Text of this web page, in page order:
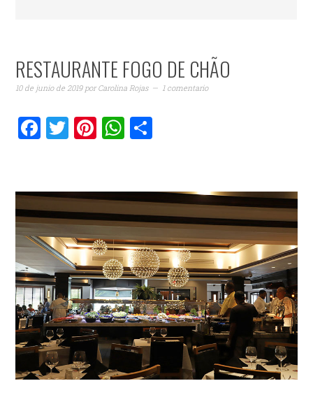
RESTAURANTE FOGO DE CHÃO
10 de junio de 2019porCarolina Rojas 1 comentario
Facebook
Twitter
Pinterest
WhatsApp